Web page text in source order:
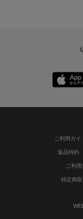
ご利用ガイ
返品特約
ご利
特定商